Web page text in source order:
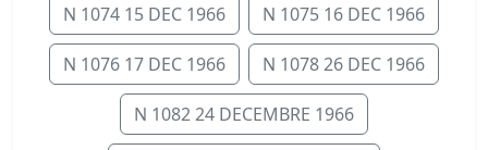
N 1074 15 DEC 1966 N 1075 16 DEC 1966
N 1076 17 DEC 1966 N 1078 26 DEC 1966
N 1082 24 DECEMBRE 1966